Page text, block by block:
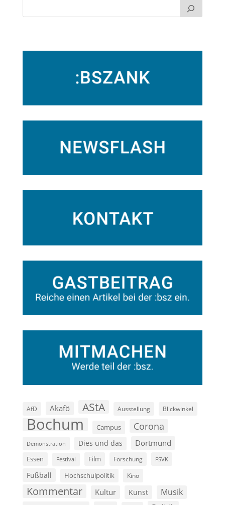
AfD Akafö AStA Ausstellung Blickwinkel
Bochum Campus Corona
Demonstration Diës und das Dortmund
Essen Festival Film Forschung FSVK
Fußball Hochschulpolitik Kino
Kommentar Kultur Kunst Musik